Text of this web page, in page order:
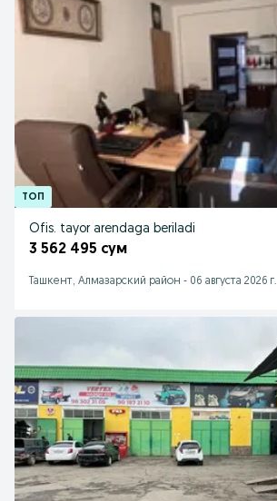
Ofis. tayor arendaga beriladi
3 562 495 сум
Ташкент, Алмазарский район - 06 августа 2026 г.